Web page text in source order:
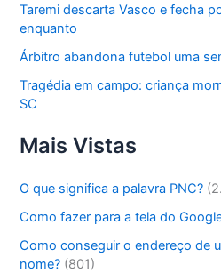
Taremi descarta Vasco e fecha
enquanto
Árbitro abandona futebol uma
Tragédia em campo: criança
SC
Mais Vistas
O que significa a palavra PNC?
Como fazer para a tela do
Como conseguir o endereço de
nome? (801)